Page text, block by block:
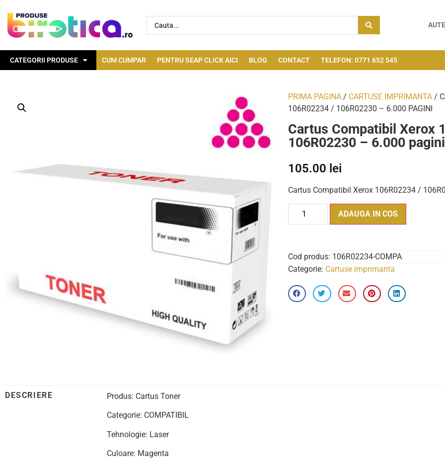
CATEGORII PRODUSE CUM CUMPAR PENTRU SEAP CLICK AICI BLOG CONTACT TELEFON: 0771 652 545
PRIMA PAGINA / CARTUSE IMPRIMANTA /
106R02234 / 106R02230 – 6.000 PAGINI
Cartus Compatibil Xerox
106R02230 – 6.000 pagini
105.00 lei
Cartus Compatibil Xerox 106R02234 /
ADAUGA IN COS
Cod produs: 106R02234-COMPA
Categorie: Cartuse imprimanta
DESCRIERE Produs: Cartus Toner
Categorie: COMPATIBIL
Tehnologie: Laser
Culoare: Magenta